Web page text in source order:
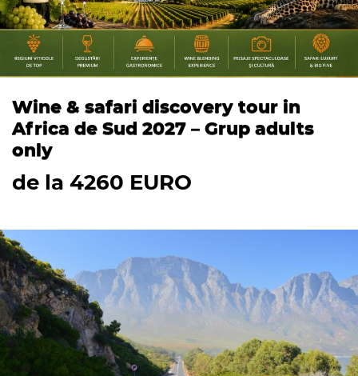
Wine & safari discovery tour in
Africa de Sud 2027 – Grup adults
only
de la 4260 EURO